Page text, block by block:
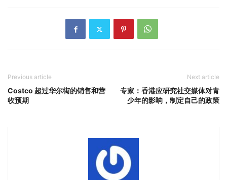
Previous article
Costco 超过华尔街的销售和营
收预期
Next article
专家：香港应研究社交媒体对青
少年的影响，制定自己的政策